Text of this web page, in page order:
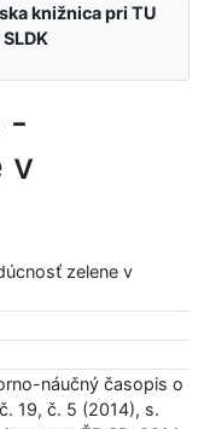
knižnica pri TU
-
v
zelene v
náučný časopis o
19, č. 5 (2014), s.